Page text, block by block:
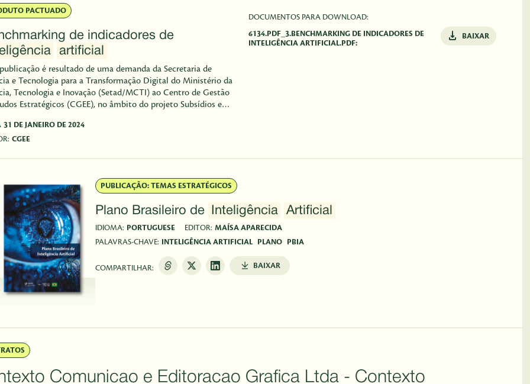
PACTUADO
de indicadores de
artificial
é resultado de uma demanda da Secretaria de
e Tecnologia para a Transformação Digital do Ministério da
Tecnologia e Inovação (Setad/MCTI) ao Centro de Gestão
Estratégicos (CGEE), no âmbito do projeto Subsídios e
de transformação digital. Este projeto busca elaborar
estratégicos a fim de acelerar a transformação digital na
31 DE JANEIRO DE 2024
CGEE
DOCUMENTOS PARA DOWNLOAD:
6134.PDF_3.BENCHMARKING DE INDICADORES DE
INTELIGÊNCIA ARTIFICIAL.PDF:
BAIXAR
PUBLICAÇÃO: TEMAS ESTRATÉGICOS
Plano Brasileiro de Inteligência Artificial
IDIOMA: PORTUGUESE EDITOR: MAÍSA APARECIDA
PALAVRAS-CHAVE:
INTELIGÊNCIA ARTIFICIAL PLANO PBIA
COMPARTILHAR: BAIXAR
Comunicao e Editoracao Grafica Ltda - Contexto